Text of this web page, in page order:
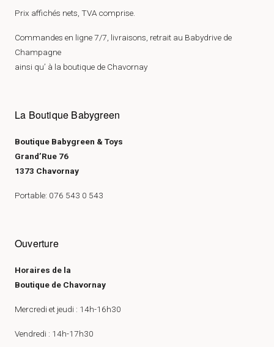
Prix affichés nets, TVA comprise.
Commandes en ligne 7/7, livraisons, retrait au Babydrive de
Champagne
ainsi qu’ à la boutique de Chavornay
La Boutique Babygreen
Boutique Babygreen & Toys
Grand’Rue 76
1373 Chavornay
Portable: 076 543 0 543
Ouverture
Horaires de la
Boutique de Chavornay
Mercredi et jeudi : 14h-16h30
Vendredi : 14h-17h30